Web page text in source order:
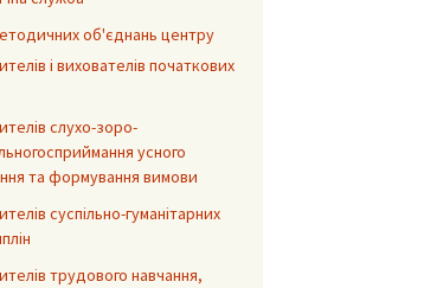
об'єднань центру
і вихователів початкових
слухо-зоро-
усного
та формування вимови
суспільно-гуманітарних
трудового навчання,